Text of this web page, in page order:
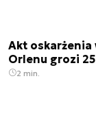
Akt oskarżenia
Orlenu grozi
2 min.